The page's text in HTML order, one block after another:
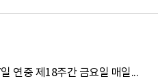
연중 제18주간 금요일 매일...